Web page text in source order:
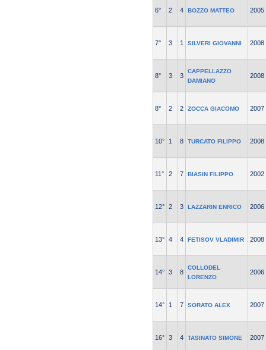
6° 2 4 BOZZO MATTEO 2005
7° 3 1 SILVERI GIOVANNI 2008
8° 3 3
CAPPELLAZZO
DAMIANO
2008
8° 2 2 ZOCCA GIACOMO 2007
10° 1 8 TURCATO FILIPPO 2008
11° 2 7 BIASIN FILIPPO 2002
12° 2 3 LAZZARIN ENRICO 2006
13° 4 4 FETISOV VLADIMIR 2008
14° 3 8
COLLODEL
LORENZO
2006
14° 1 7 SORATO ALEX 2007
16° 3 4 TASINATO SIMONE 2007